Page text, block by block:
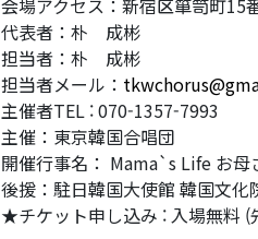
会場アクセス：新宿区箪笥町15
代表者：朴 成彬
担当者：朴 成彬
担当者メール：
主催者TEL : 070-1357-7993
主催：東京韓国合唱団
開催行事名： Mama`s Life お母
後援：駐日韓国大使館 韓国文
★チケット申し込み : 入場無料 (